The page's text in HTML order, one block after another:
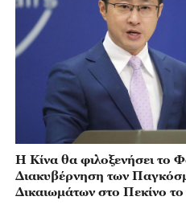
Η Κίνα θα φιλοξενήσει το
Διακυβέρνηση των
Δικαιωμάτων στο Πεκίνο